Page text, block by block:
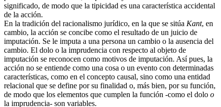
significado, de modo que la tipicidad es una característica accidental
de la acción.
En la tradición del racionalismo jurídico, en la que se sitúa Kant, en
cambio, la acción se concibe como el resultado de un juicio de
imputación. Se le imputa a una persona un cambio o la ausencia del
cambio. El dolo o la imprudencia con respecto al objeto de
imputación se reconocen como motivos de imputación. Así pues, la
acción no se entiende como una cosa o un evento con determinadas
características, como en el concepto causal, sino como una entidad
relacional que se define por su finalidad o, más bien, por su función,
de modo que los elementos que cumplen la función -como el dolo o
la imprudencia- son variables.